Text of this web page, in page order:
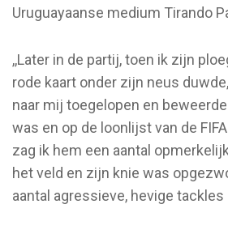
Uruguayaanse medium Tirando
,,Later in de partij, toen ik zijn
rode kaart onder zijn neus
naar mij toegelopen en
was en op de loonlijst van de
zag ik hem een aantal
het veld en zijn knie was
aantal agressieve, hevige tackles